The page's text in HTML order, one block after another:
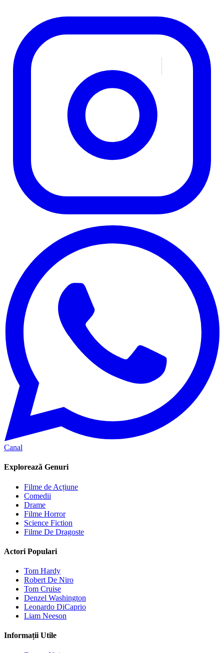
Canal
Explorează Genuri
Filme de Acțiune
Comedii
Drame
Filme Horror
Science Fiction
Filme De Dragoste
Actori Populari
Tom Hardy
Robert De Niro
Tom Cruise
Denzel Washington
Leonardo DiCaprio
Liam Neeson
Informații Utile